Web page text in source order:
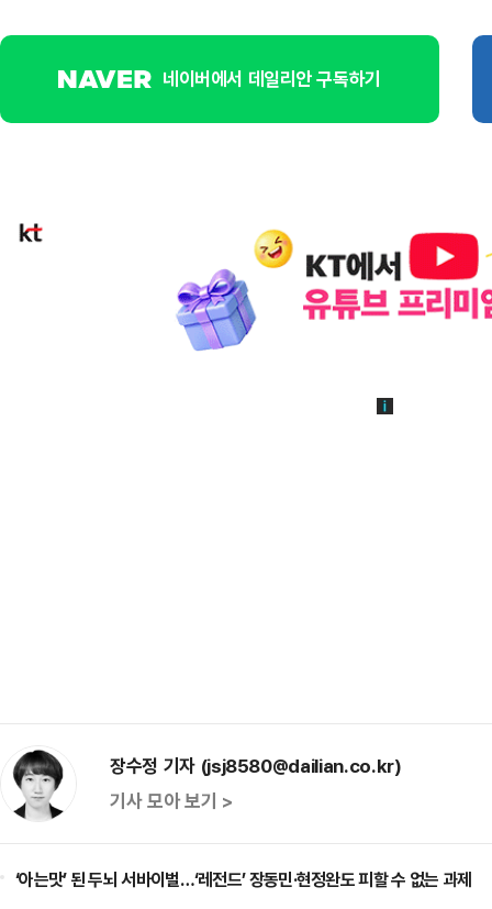
네이버에서 데일리안 구독하기
장수정 기자 (jsj8580@dailian.co.kr)
기사 모아 보기 >
‘아는맛’ 된 두뇌 서바이벌…‘레전드’ 장동민·현정완도 피할 수 없는 과제